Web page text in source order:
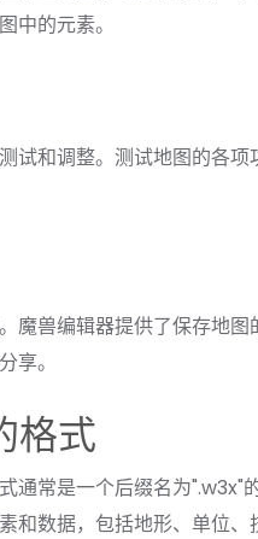
中的元素。
试和调整。测试地图的各
魔兽编辑器提供了保存地
享。
格式
通常是一个后缀名为
和数据，包括地形、单位、